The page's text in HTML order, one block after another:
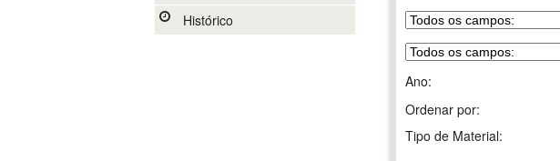
Histórico
Ano:
Ordenar por:
Tipo de Material: